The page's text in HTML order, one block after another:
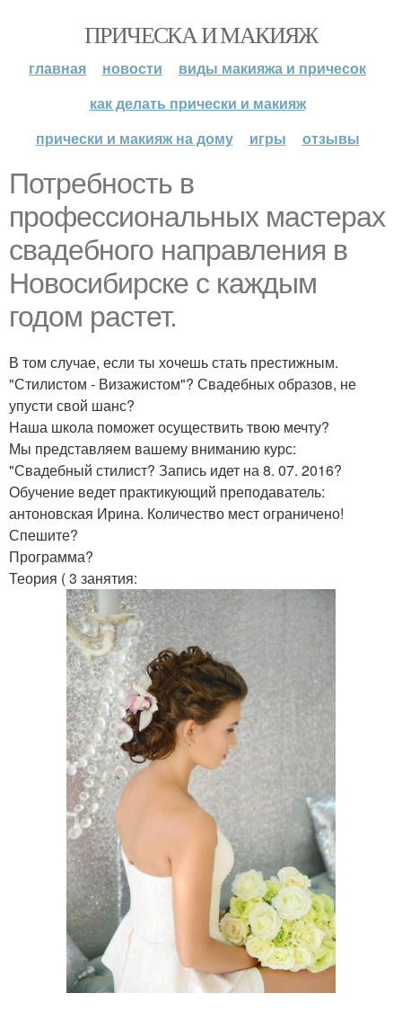
ПРИЧЕСКА И МАКИЯЖ
главная новости
виды макияжа и причесок
как делать прически и макияж
прически и макияж на дому
игры отзывы
Потребность в
профессиональных мастерах
свадебного направления в
Новосибирске с каждым
годом растет.
В том случае, если ты хочешь стать престижным.
"Стилистом - Визажистом"? Свадебных образов, не
упусти свой шанс?
Наша школа поможет осуществить твою мечту?
Мы представляем вашему вниманию курс:
"Свадебный стилист? Запись идет на 8. 07. 2016?
Обучение ведет практикующий преподаватель:
антоновская Ирина. Количество мест ограничено!
Спешите?
Программа?
Теория ( 3 занятия: